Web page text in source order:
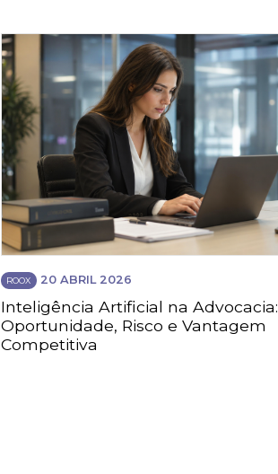
ROOX 20 ABRIL 2026
Inteligência Artificial na Advocacia:
Oportunidade, Risco e Vantagem
Competitiva